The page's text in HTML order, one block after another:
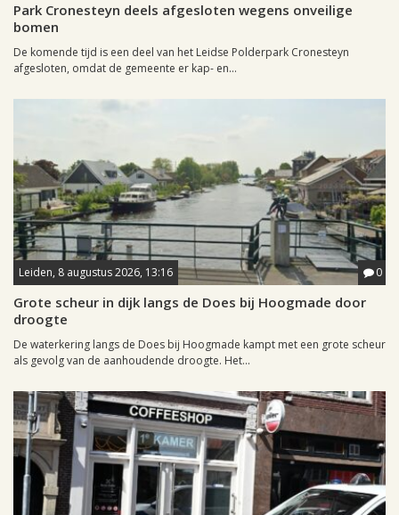
Park Cronesteyn deels afgesloten wegens onveilige
bomen
De komende tijd is een deel van het Leidse Polderpark Cronesteyn
afgesloten, omdat de gemeente er kap- en...
Leiden, 8 augustus 2026, 13:16 0
Grote scheur in dijk langs de Does bij Hoogmade door
droogte
De waterkering langs de Does bij Hoogmade kampt met een grote scheur
als gevolg van de aanhoudende droogte. Het...